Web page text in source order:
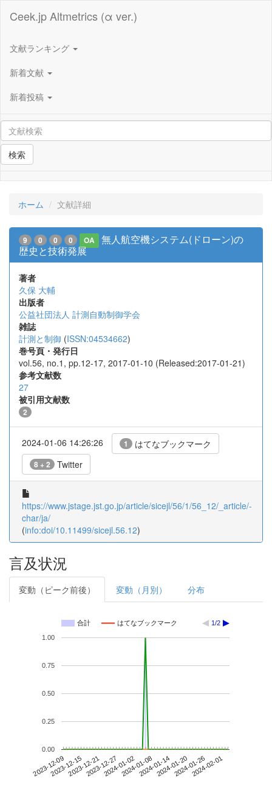
Ceek.jp Altmetrics (α ver.)
文献ランキング
新着文献
新着投稿
検索
ホーム 文献詳細
9 0 0 0 OA
無人航空機システム(ドローン)の
歴史と技術発展
著者
久保 大輔
出版者
公益社団法人 計測自動制御学会
雑誌
計測と制御 (ISSN:04534662)
巻号頁・発行日
vol.56, no.1, pp.12-17, 2017-01-10 (Released:2017-01-21)
参考文献数
27
被引用文献数
2
2024-01-06 14:26:26 1 はてなブックマーク
8 + 2 Twitter
https://www.jstage.jst.go.jp/article/sicejl/56/1/56_12/_article/-
char/ja/
(info:doi/10.11499/sicejl.56.12)
言及状況
変動（ピーク前後） 変動（月別） 分布
合計 はてなブックマーク 1/2
2023-12-092023-12-152023-12-212023-12-272024-01-022024-01-082024-01-142024-01-202024-01-262024-02-01
0.00
0.25
0.50
0.75
1.00